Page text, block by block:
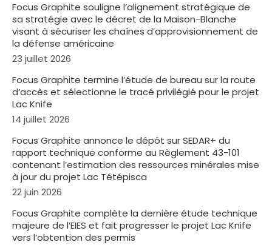
Focus Graphite souligne l’alignement stratégique de
sa stratégie avec le décret de la Maison-Blanche
visant à sécuriser les chaînes d’approvisionnement de
la défense américaine
23 juillet 2026
Focus Graphite termine l’étude de bureau sur la route
d’accès et sélectionne le tracé privilégié pour le projet
Lac Knife
14 juillet 2026
Focus Graphite annonce le dépôt sur SEDAR+ du
rapport technique conforme au Règlement 43-101
contenant l’estimation des ressources minérales mise
à jour du projet Lac Tétépisca
22 juin 2026
Focus Graphite complète la dernière étude technique
majeure de l’EIES et fait progresser le projet Lac Knife
vers l’obtention des permis